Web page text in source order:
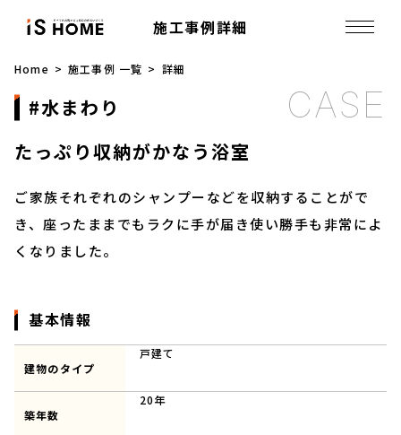
施工事例詳細
Home 施工事例 一覧 詳細
水まわり
たっぷり収納がかなう浴室
ご家族それぞれのシャンプーなどを収納することがで
き、座ったままでもラクに手が届き使い勝手も非常によ
くなりました。
基本情報
建物のタイプ
戸建て
築年数
20年